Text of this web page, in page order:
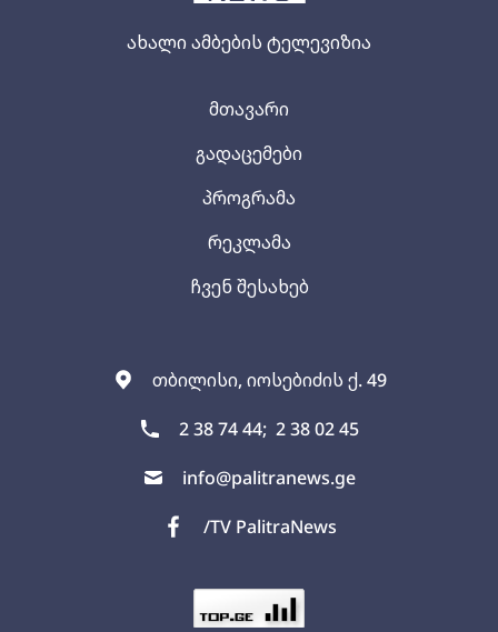
ახალი ამბების ტელევიზია
თბილისი, იოსებიძის ქ. 49
2 38 74 44; 2 38 02 45
info@palitranews.ge
/TV PalitraNews
მთავარი
გადაცემები
პროგრამა
რეკლამა
ჩვენ შესახებ